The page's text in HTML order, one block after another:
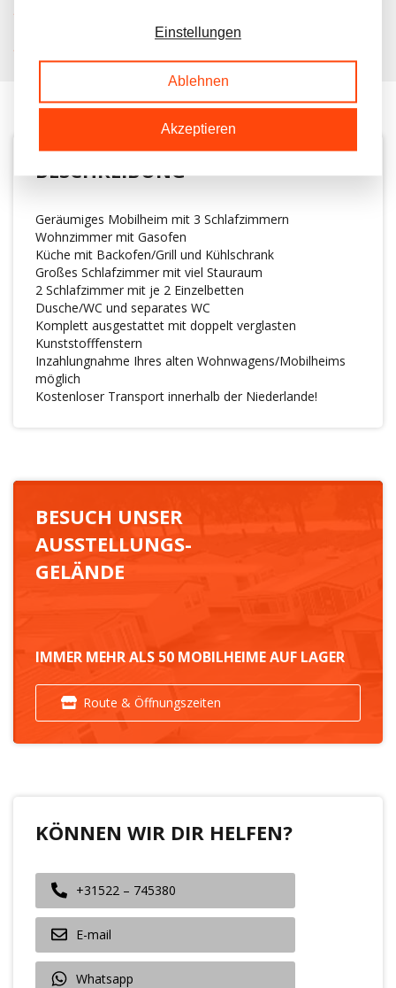
BESCHREIBUNG
Geräumiges Mobilheim mit 3 Schlafzimmern
Wohnzimmer mit Gasofen
Küche mit Backofen/Grill und Kühlschrank
Großes Schlafzimmer mit viel Stauraum
2 Schlafzimmer mit je 2 Einzelbetten
Dusche/WC und separates WC
Komplett ausgestattet mit doppelt verglasten
Kunststofffenstern
Inzahlungnahme Ihres alten Wohnwagens/Mobilheims
möglich
Kostenloser Transport innerhalb der Niederlande!
BESUCH UNSER
AUSSTELLUNGS-
GELÄNDE
IMMER MEHR ALS 50 MOBILHEIME AUF LAGER
Route & Öffnungszeiten
KÖNNEN WIR DIR HELFEN?
+31522 – 745380
E-mail
Whatsapp
Einstellungen
Ablehnen
Akzeptieren